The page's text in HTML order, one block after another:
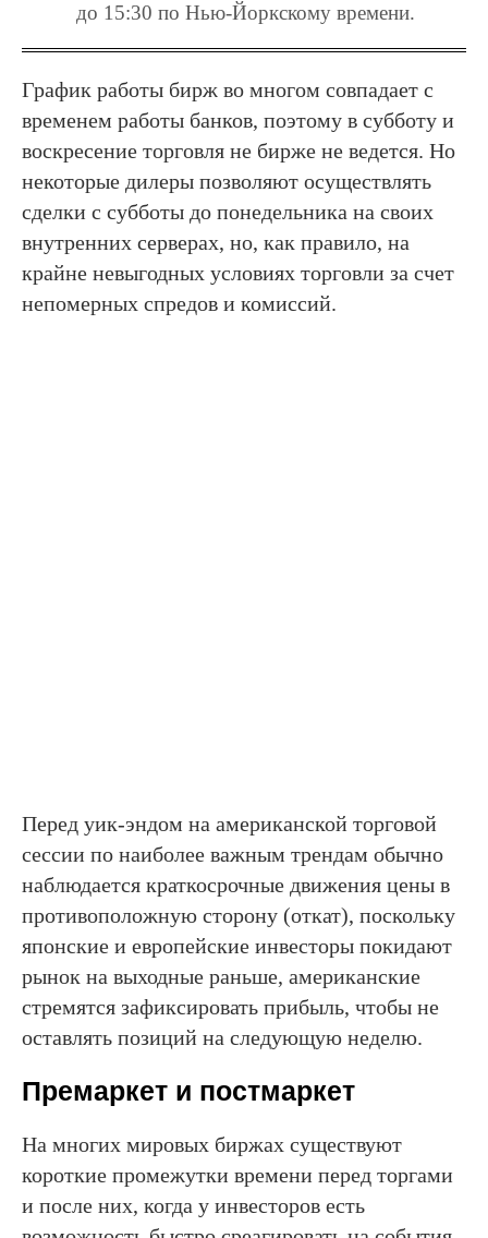
до 15:30 по Нью-Йоркскому времени.
График работы бирж во многом совпадает с
временем работы банков, поэтому в субботу и
воскресение торговля не бирже не ведется. Но
некоторые дилеры позволяют осуществлять
сделки с субботы до понедельника на своих
внутренних серверах, но, как правило, на
крайне невыгодных условиях торговли за счет
непомерных спредов и комиссий.
Перед уик-эндом на американской торговой
сессии по наиболее важным трендам обычно
наблюдается краткосрочные движения цены в
противоположную сторону (откат), поскольку
японские и европейские инвесторы покидают
рынок на выходные раньше, американские
стремятся зафиксировать прибыль, чтобы не
оставлять позиций на следующую неделю.
Премаркет и постмаркет
На многих мировых биржах существуют
короткие промежутки времени перед торгами
и после них, когда у инвесторов есть